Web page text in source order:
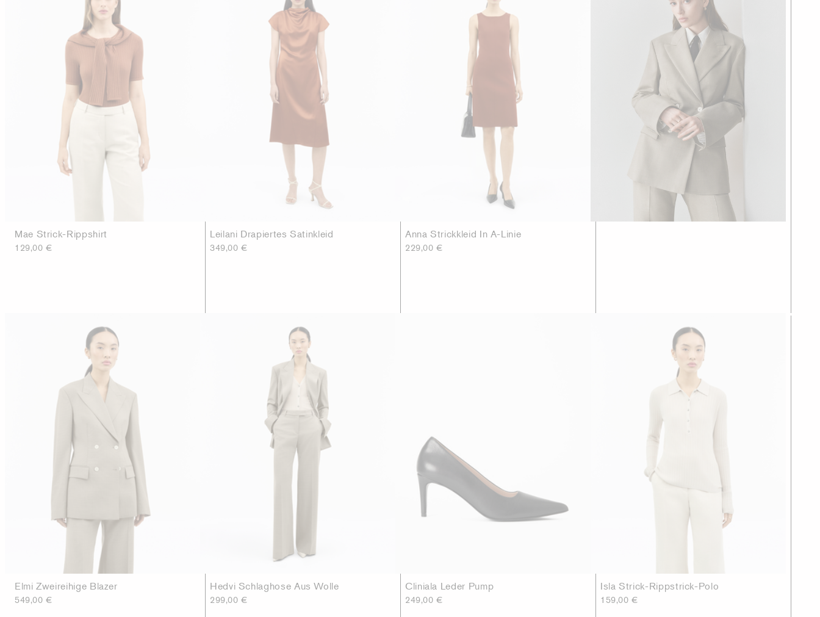
Mae Strick-Rippshirt
129,00 €
Leilani Drapiertes Satinkleid
349,00 €
Anna Strickkleid In A-Linie
229,00 €
Elmi Zweireihige Blazer
549,00 €
Hedvi Schlaghose Aus Wolle
299,00 €
Cliniala Leder Pump
249,00 €
Isla Strick-Rippstrick-Polo
159,00 €